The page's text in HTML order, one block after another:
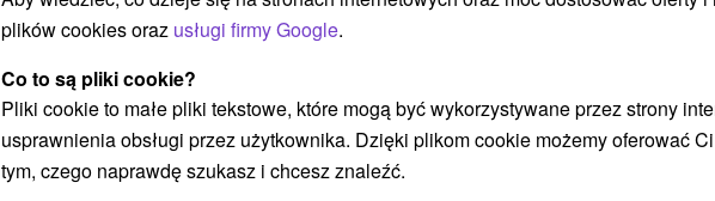
plików cookies oraz usługi firmy Google.
Co to są pliki cookie?
Pliki cookie to małe pliki tekstowe, które mogą być wykorzystywane przez strony
usprawnienia obsługi przez użytkownika. Dzięki plikom cookie możemy oferować
tym, czego naprawdę szukasz i chcesz znaleźć.